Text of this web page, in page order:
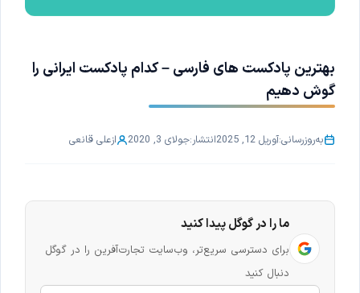
بهترین پادکست های فارسی – کدام پادکست ایرانی را
گوش دهیم
به‌روزرسانی:آوریل 12, 2025 انتشار:جولای 3, 2020 ازعلی قانعی
ما را در گوگل پیدا کنید
برای دسترسی سریع‌تر، وب‌سایت تجارت‌آفرین را در گوگل
دنبال کنید